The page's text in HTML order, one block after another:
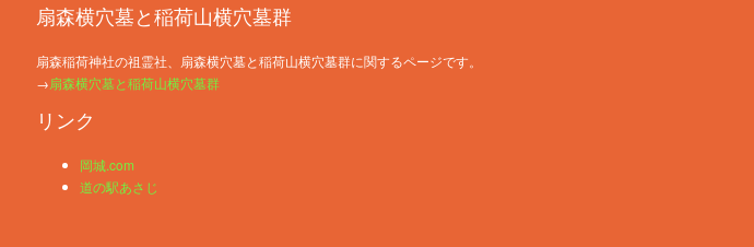
扇森横穴墓と稲荷山横穴墓群
扇森稲荷神社の祖霊社、扇森横穴墓と稲荷山横穴墓群に関するページです。
→扇森横穴墓と稲荷山横穴墓群
リンク
岡城.com
道の駅あさじ